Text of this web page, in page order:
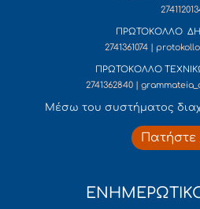
ΠΡΩΤΟΚΟΛΛΟ
2741361074 |
ΠΡΩΤΟΚΟΛΛΟ
2741362840 |
Mέσω του συστήματος
Πατήστε